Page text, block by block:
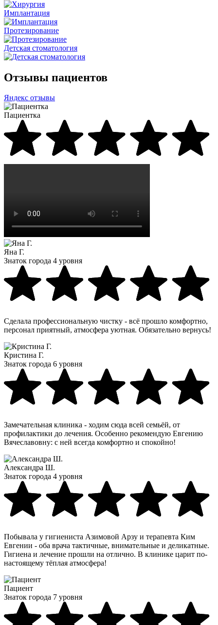
Имплантация
Протезирование
Детская стоматология
Отзывы пациентов
Яндекс отзывы
Пациентка
Яна Г.
Знаток города 4 уровня
Сделала профессиональную чистку - всё прошло комфортно,
персонал приятный, атмосфера уютная. Обязательно вернусь!
Кристина Г.
Знаток города 6 уровня
Замечательная клиника - ходим сюда всей семьёй, от
профилактики до лечения. Особенно рекомендую Евгению
Вячеславовну: с ней всегда комфортно и спокойно!
Александра Ш.
Знаток города 4 уровня
Побывала у гигиениста Азимовой Арзу и терапевта Ким
Евгении - оба врача тактичные, внимательные и деликатные.
Гигиена и лечение прошли на отлично. В клинике царит по-
настоящему тёплая атмосфера!
Пациент
Знаток города 7 уровня